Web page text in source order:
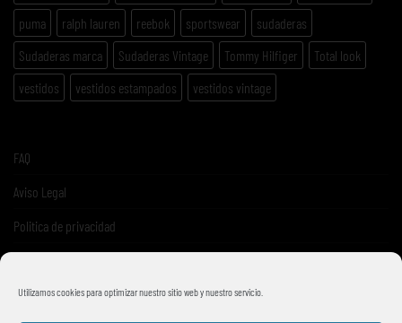
Utilizamos cookies para optimizar nuestro sitio web y nuestro servicio.
puma
ralph lauren reebok sportswear
sudaderas
Sudaderas marca
Sudaderas Vintage Tommy Hilfiger
Total look
vestidos
vestidos estampados vestidos vintage
FAQ
Aviso Legal
Politica de privacidad